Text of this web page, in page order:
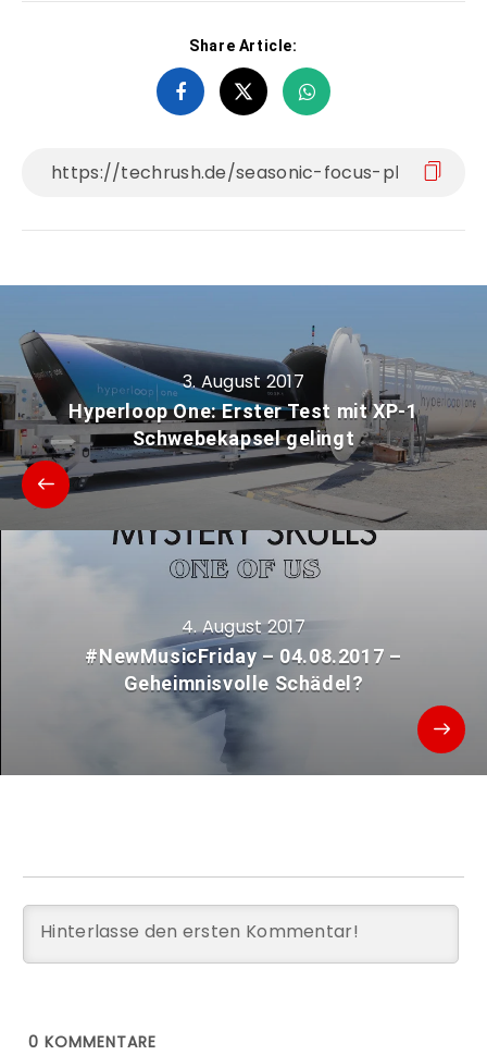
Share Article:
3. August 2017
Hyperloop One: Erster Test mit XP-1
Schwebekapsel gelingt
4. August 2017
#NewMusicFriday – 04.08.2017 –
Geheimnisvolle Schädel?
0 KOMMENTARE